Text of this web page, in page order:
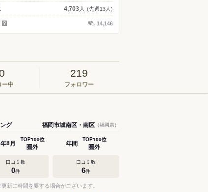
4,703人 (先週13人)
？ 14,146
ー中
219
フォロワー
グ 福岡市城南区・南区 （福岡県）
年8月 TOP100位
圏外
口コミ数
0件
年間 TOP100位
圏外
口コミ数
6件
新に時間を要する場合がございます。